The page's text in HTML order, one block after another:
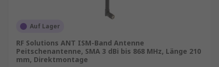
Auf Lager
RF Solutions ANT ISM-Band Antenne
Peitschenantenne, SMA 3 dBi bis 868 MHz, Länge 210
mm, Direktmontage